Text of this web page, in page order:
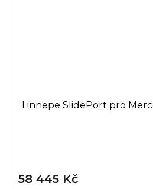
Linnepe SlidePort pro
58 445 Kč